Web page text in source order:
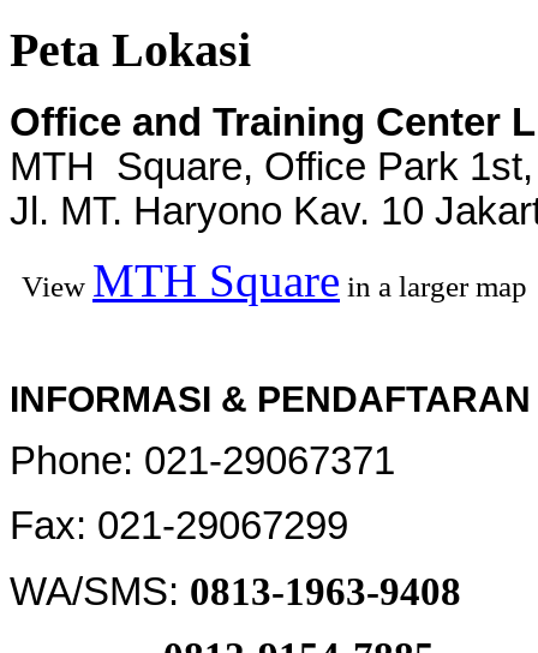
Peta Lokasi
Office and Training Center
MTH Square, Office Park
Jl. MT. Haryono Kav. 10
View MTH Square in a larger map
INFORMASI &
Phone: 021-29067371
Fax: 021-29067299
WA/SMS: 0813-1963-9408